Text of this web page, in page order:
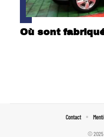
Où sont
© 2025
Contact